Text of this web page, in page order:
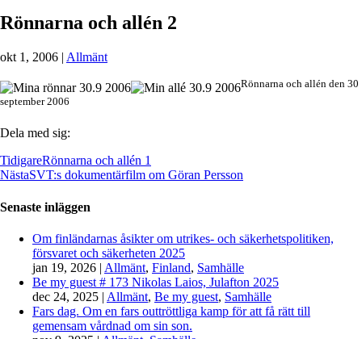
Rönnarna och allén 2
okt 1, 2006 | Allmänt
Rönnarna och allén den 30
september 2006
Dela med sig:
TidigareRönnarna och allén 1
NästaSVT:s dokumentärfilm om Göran Persson
Senaste inläggen
Om finländarnas åsikter om utrikes- och säkerhetspolitiken,
försvaret och säkerheten 2025
jan 19, 2026 | Allmänt, Finland, Samhälle
Be my guest # 173 Nikolas Laios, Julafton 2025
dec 24, 2025 | Allmänt, Be my guest, Samhälle
Fars dag. Om en fars outtröttliga kamp för att få rätt till
gemensam vårdnad om sin son.